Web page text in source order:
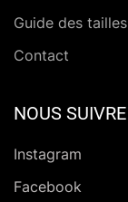
Guide des tailles
Contact
NOUS SUIVRE
Instagram
Facebook